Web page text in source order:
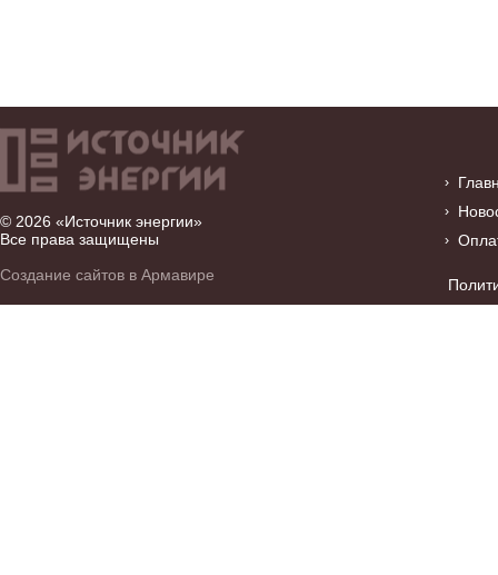
© 2026 «Источник энергии»
Все права защищены
Создание сайтов в Армавире